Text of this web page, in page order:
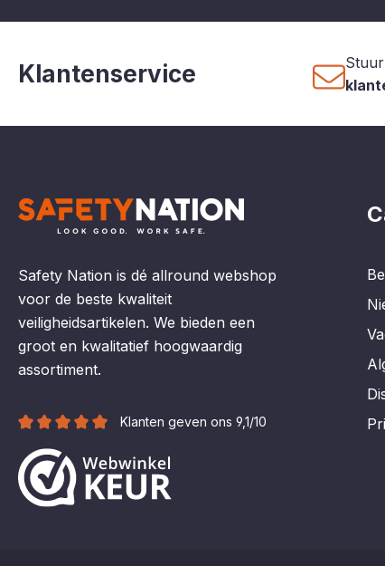
Klantenservice
Safety Nation is dé allround webshop
voor de beste kwaliteit
veiligheidsartikelen. We bieden een
groot en kwalitatief hoogwaardig
assortiment.
Klanten geven ons 9,1/10